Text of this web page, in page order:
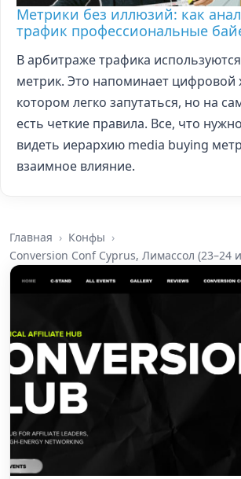
Метрики без иллюзий: как
трафик профессиональные
В арбитраже трафика
метрик. Это напоминает цифровой
котором легко запутаться, но на
есть четкие правила. Все, что
видеть иерархию media buying
взаимное влияние.
Главная
Конфы
Conversion Conf Cyprus, Лимассол (23–24